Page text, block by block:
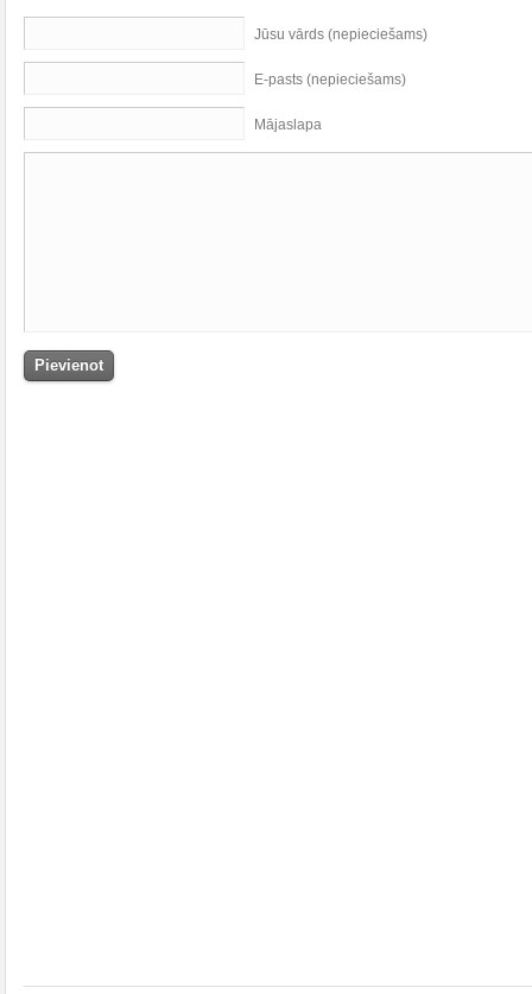
Jūsu vārds (nepieciešams)
E-pasts (nepieciešams)
Mājaslapa